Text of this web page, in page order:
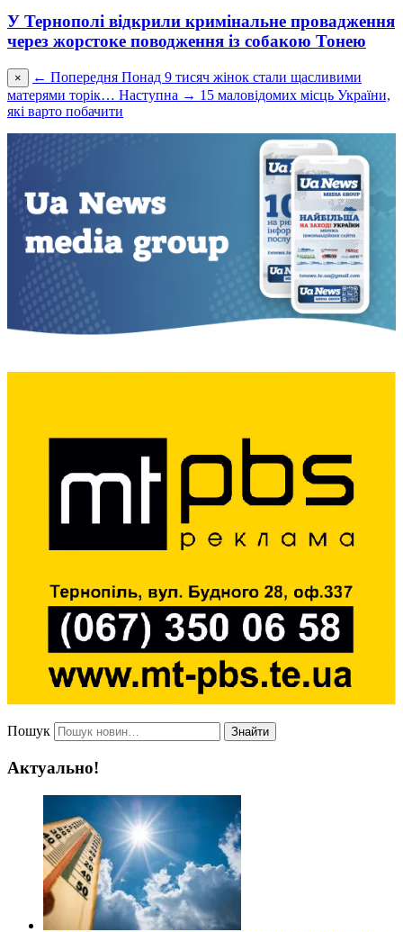
У Тернополі відкрили кримінальне провадження
через жорстоке поводження із собакою Тонею
× ← Попередня Понад 9 тисяч жінок стали щасливими
матерями торік… Наступна → 15 маловідомих місць України,
які варто побачити
Пошук Знайти
Актуально!